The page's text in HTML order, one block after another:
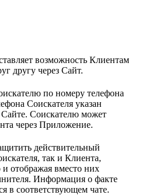
возможность Клиентам
другу через Сайт.
по номеру телефона
Соискателя указан
Соискателю может
через Приложение.
действительный
так и Клиента,
отображая вместо них
Информация о факте
в соответствующем чате.